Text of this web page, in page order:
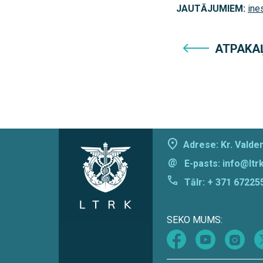
JAUTĀJUMIEM:
Adrese: Kr.
@ E-pasts:
Tālr: + 371
SEKO MUMS: